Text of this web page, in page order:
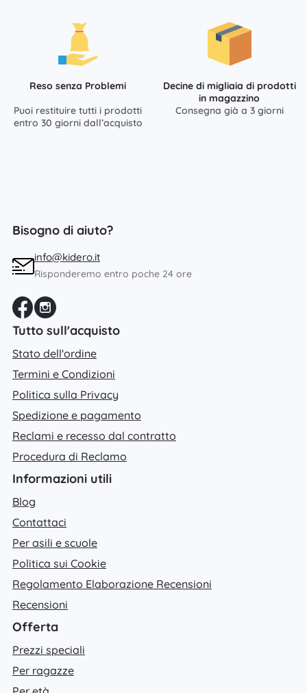
Reso senza Problemi
Puoi restituire tutti i prodotti
entro 30 giorni dall’acquisto
Decine di migliaia di prodotti
in magazzino
Consegna già a 3 giorni
Bisogno di aiuto?
info@kidero.it
Risponderemo entro poche 24 ore
Tutto sull'acquisto
Stato dell'ordine
Termini e Condizioni
Politica sulla Privacy
Spedizione e pagamento
Reclami e recesso dal contratto
Procedura di Reclamo
Informazioni utili
Blog
Contattaci
Per asili e scuole
Politica sui Cookie
Regolamento Elaborazione Recensioni
Recensioni
Offerta
Prezzi speciali
Per ragazze